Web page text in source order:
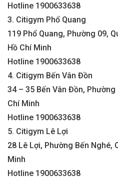
Hotline 1900633638
3. Citigym Phổ Quang
119 Phổ Quang, Phường 09,
Hồ Chí Minh
Hotline 1900633638
4. Citigym Bến Vân Đồn
34 – 35 Bến Vân Đồn, Phường
Chí Minh
Hotline 1900633638
5. Citigym Lê Lợi
28 Lê Lợi, Phường Bến Nghé,
Minh
Hotline 1900633638